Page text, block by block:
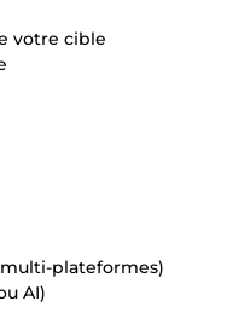
votre cible
plateformes)
AI)